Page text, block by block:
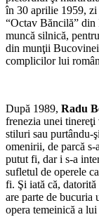
în 30 aprilie 1959,
“Octav Băncilă” din
muncă silnică,
din munţii
complicilor lui
După 1989, Radu
frenezia unei tinereţi
stiluri sau purtându-
omenirii, de parcă s-
putut fi, dar i s-a
sufletul de operele
fi. Şi iată că, datorită
are parte de bucuria
opera temeinică a